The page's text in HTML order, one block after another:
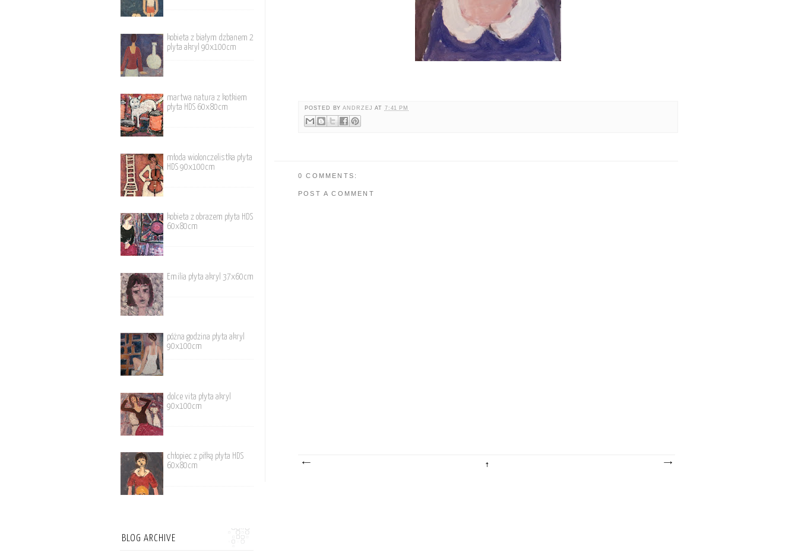
POSTED BYANDRZEJ AT 7:41 PM
0 COMMENTS:
POST A COMMENT
kobieta z białym dzbanem 2
plyta akryl 90x100cm
martwa natura z kotkiem
płyta HDS 60x80cm
młoda wiolonczelistka płyta
HDS 90x100cm
kobieta z obrazem płyta HDS
60x80cm
Emilia płyta akryl 37x60cm
póżna godzina płyta akryl
90x100cm
dolce vita płyta akryl
90x100cm
chłopiec z piłką płyta HDS
60x80cm
BLOG ARCHIVE